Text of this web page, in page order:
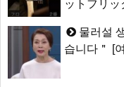
ットフリッ
물러설
습니다＂ [